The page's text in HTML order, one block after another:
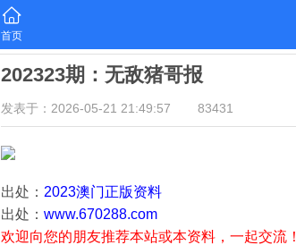
首页
202323期：无敌猪哥报
发表于：2026-05-21 21:49:57 83431
出处： 2023澳门正版资料
出处： www.670288.com
欢迎向您的朋友推荐本站或本资料，一起交流！